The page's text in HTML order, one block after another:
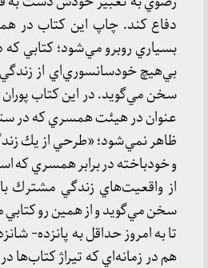
دفاع كند. چاپ اين كتاب در
بسياري روبرو مي‌شود؛ كتابي
بي‌هيچ خودسانسوري‌اي از
سخن مي‌گويد. در اين كتاب
عنوان در هيئت همسري كه در
ظاهر نمي‌شود؛ «طرحي از يك
و خودباخته در برابر همسري كه
از واقعيت‌هاي زندگي مشترك
سخن مي‌گويد و از همين رو كتابي
تا به امروز حداقل به پانزده-